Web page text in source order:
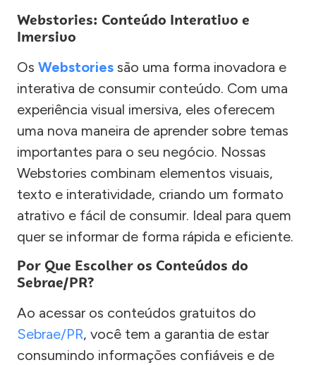
Webstories: Conteúdo Interativo e
Imersivo
Os Webstories são uma forma inovadora e
interativa de consumir conteúdo. Com uma
experiência visual imersiva, eles oferecem
uma nova maneira de aprender sobre temas
importantes para o seu negócio. Nossas
Webstories combinam elementos visuais,
texto e interatividade, criando um formato
atrativo e fácil de consumir. Ideal para quem
quer se informar de forma rápida e eficiente.
Por Que Escolher os Conteúdos do
Sebrae/PR?
Ao acessar os conteúdos gratuitos do
Sebrae/PR, você tem a garantia de estar
consumindo informações confiáveis e de